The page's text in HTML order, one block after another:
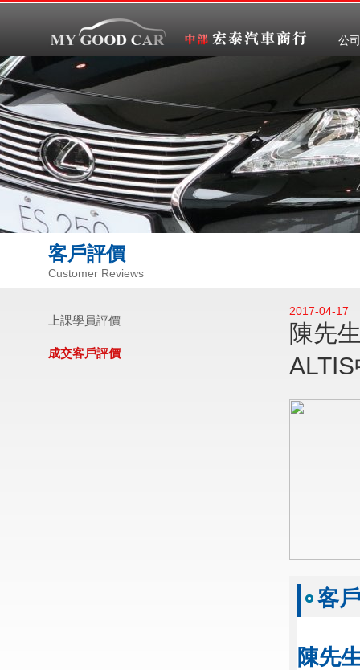
公
客戶評價
Customer Reviews
上課學員評價
成交客戶評價
2017-04-17
陳先
客
陳先